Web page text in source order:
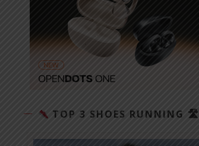
TOP 3 SHOES RUNNING 🛣